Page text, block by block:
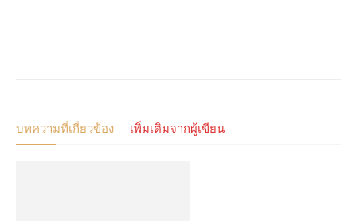
บทความที่เกี่ยวข้อง เพิ่มเติมจากผู้เขียน